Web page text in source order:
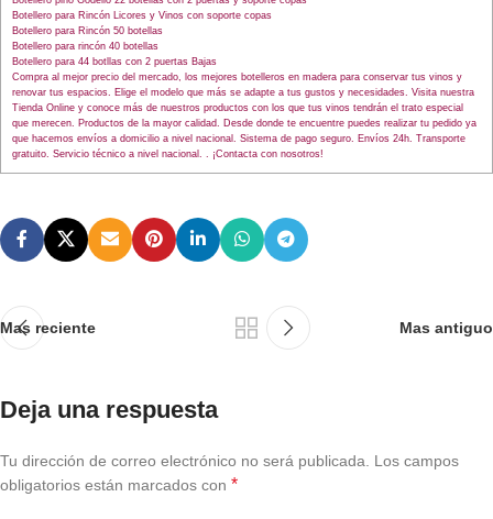
Botellero para Rincón Licores y Vinos con soporte copas
Botellero para Rincón 50 botellas
Botellero para rincón 40 botellas
Botellero para 44 botllas con 2 puertas Bajas
Compra al mejor precio del mercado, los mejores botelleros en madera para conservar tus vinos y
renovar tus espacios. Elige el modelo que más se adapte a tus gustos y necesidades. Visita nuestra
Tienda Online y conoce más de nuestros productos con los que tus vinos tendrán el trato especial
que merecen. Productos de la mayor calidad. Desde donde te encuentre puedes realizar tu pedido ya
que hacemos envíos a domicilio a nivel nacional. Sistema de pago seguro. Envíos 24h. Transporte
gratuito. Servicio técnico a nivel nacional. . ¡Contacta con nosotros!
Mas reciente Mas antiguo
Deja una respuesta
Tu dirección de correo electrónico no será publicada.
Los campos
obligatorios están marcados con *